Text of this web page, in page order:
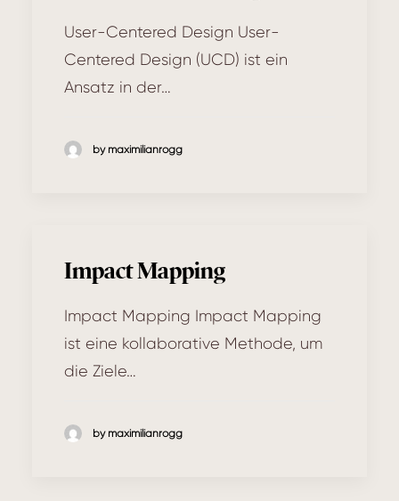
User-Centered Design User-
Centered Design (UCD) ist ein
Ansatz in der…
by maximilianrogg
Impact Mapping
Impact Mapping Impact Mapping
ist eine kollaborative Methode, um
die Ziele…
by maximilianrogg